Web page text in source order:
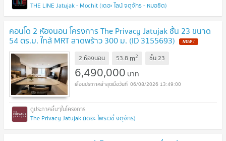
THE LINE Jatujak - Mochit (เดอะ ไลน์ จตุจักร - หมอชิต)
คอนโด 2 ห้องนอน โครงการ The Privacy Jatujak ชั้น 23 ขนาด
54 ตร.ม. ใกล้ MRT ลาดพร้าว 300 ม. (ID 3155693)
2 ห้องนอน 53.8 m2 ชั้น23
6,490,000 บาท
06/08/2026 13:49:00
The Privacy Jatujak (เดอะ ไพรเวซี่ จตุจักร)